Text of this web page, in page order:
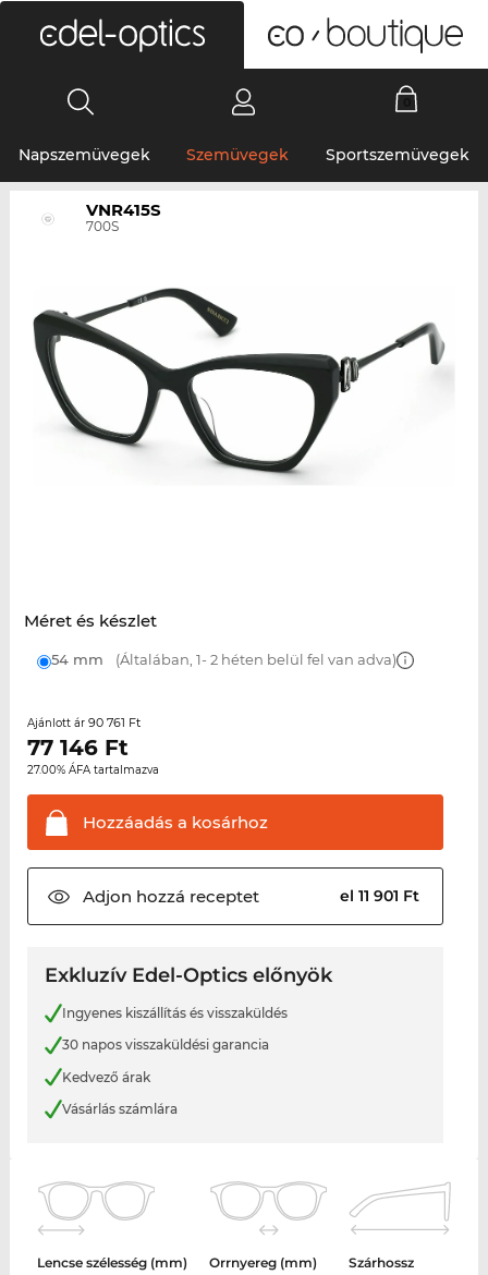
Napszemüvegek Szemüvegek Sportszemüvegek
VNR415S
700S
Méret és készlet
54 mm (Általában, 1- 2 héten belül fel van adva)
Ajánlott ár 90 761 Ft
77 146Ft
27.00% ÁFA tartalmazva
Hozzáadás a kosárhoz
Adjon hozzá receptet el 11 901 Ft
Exkluzív Edel-Optics előnyök
Ingyenes kiszállítás és visszaküldés
30 napos visszaküldési garancia
Kedvező árak
Vásárlás számlára
Lencse szélesség (mm)
Orrnyereg (mm)
Szárhossz